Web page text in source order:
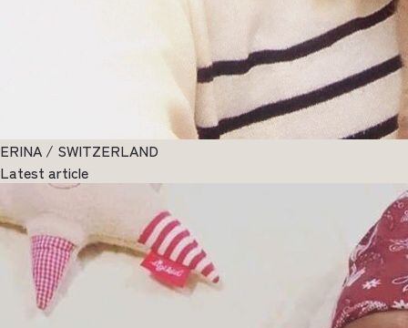
ERINA / SWITZERLAND
Latest article